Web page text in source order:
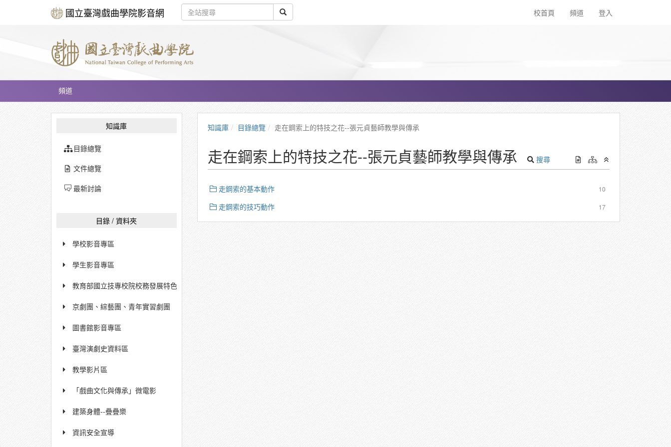
國立臺灣戲曲學院影音網 校首頁 頻道 登入
頻道
知識庫
目錄總覽
文件總覽
最新討論
目錄 / 資料夾
學校影音專區
學生影音專區
教育部國立技專校院校務發展特色躍升計畫
京劇團、綜藝團、青年實習劇團
圖書館影音專區
臺灣演劇史資料區
教學影片區
「戲曲文化與傳承」微電影
建築身體--疊疊樂
資訊安全宣導
知識庫 目錄總覽 走在鋼索上的特技之花--張元貞藝師教學與傳承
走在鋼索上的特技之花--張元貞藝師教學與傳承 搜尋
10
走鋼索的基本動作
17
走鋼索的技巧動作